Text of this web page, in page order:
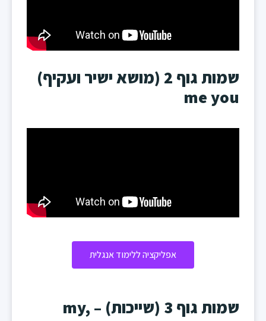
שמות גוף 2 (מושא ישיר ועקיף)
me you
אפליקציה ללימוד אנגלית
שמות גוף 3 (שייכות) – my,